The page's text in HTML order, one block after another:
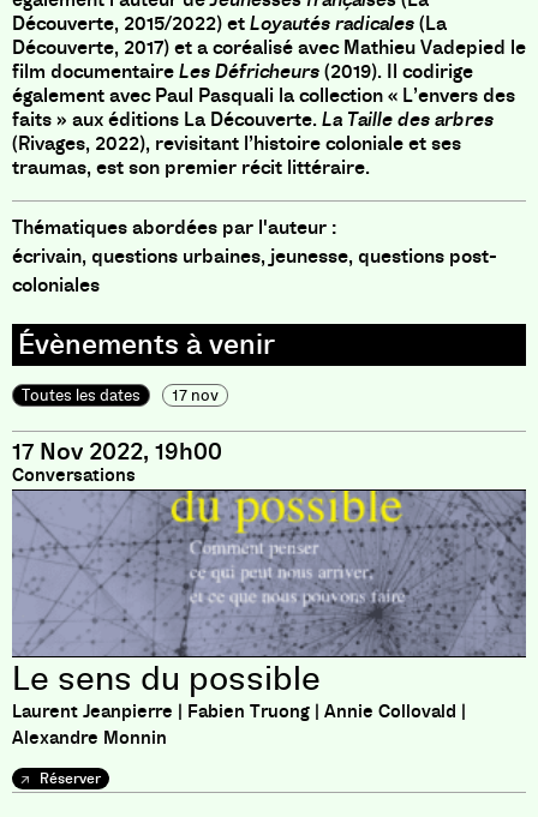
Découverte, 2015/2022) etLoyautés radicales(La
Découverte, 2017) et a coréalisé avec Mathieu Vadepied le
film documentaireLes Défricheurs(2019). Il codirige
également avec Paul Pasquali la collection « L’envers des
faits » aux éditions La Découverte.La Taille des arbres
(Rivages, 2022), revisitant l’histoire coloniale et ses
traumas, est son premier récit littéraire.
Thématiques abordées par l'auteur :
écrivain, questions urbaines, jeunesse, questions post-
coloniales
Toutes les dates 17 nov
17 Nov 2022, 19h00
Conversations
Le sens du possible
Laurent Jeanpierre | Fabien Truong | Annie Collovald |
Alexandre Monnin
Réserver